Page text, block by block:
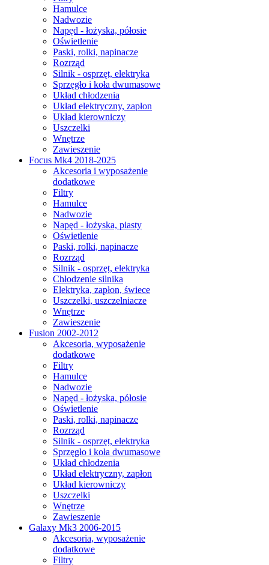
Hamulce
Nadwozie
Napęd - łożyska, półosie
Oświetlenie
Paski, rolki, napinacze
Rozrząd
Silnik - osprzęt, elektryka
Sprzęgło i koła dwumasowe
Układ chłodzenia
Układ elektryczny, zapłon
Układ kierowniczy
Uszczelki
Wnętrze
Zawieszenie
Focus Mk4 2018-2025
Akcesoria i wyposażenie
dodatkowe
Filtry
Hamulce
Nadwozie
Napęd - łożyska, piasty
Oświetlenie
Paski, rolki, napinacze
Rozrząd
Silnik - osprzęt, elektryka
Chłodzenie silnika
Elektryka, zapłon, świece
Uszczelki, uszczelniacze
Wnętrze
Zawieszenie
Fusion 2002-2012
Akcesoria, wyposażenie
dodatkowe
Filtry
Hamulce
Nadwozie
Napęd - łożyska, półosie
Oświetlenie
Paski, rolki, napinacze
Rozrząd
Silnik - osprzęt, elektryka
Sprzęgło i koła dwumasowe
Układ chłodzenia
Układ elektryczny, zapłon
Układ kierowniczy
Uszczelki
Wnętrze
Zawieszenie
Galaxy Mk3 2006-2015
Akcesoria, wyposażenie
dodatkowe
Filtry